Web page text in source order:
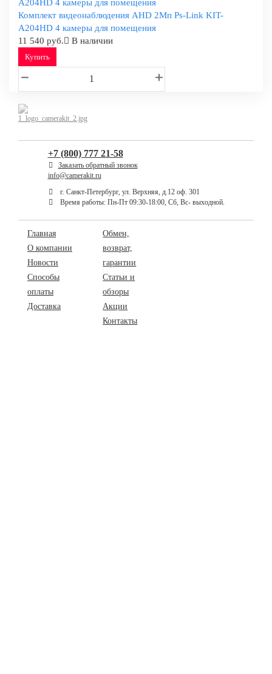
Комплект видеонаблюдения AHD 2Мп Ps-Link KIT-
A204HD 4 камеры для помещения
11 540 руб.
В наличии
Купить
+7 (800) 777 21-58
Заказать обратный звонок
info@camerakit.ru
г. Санкт-Петербург, ул. Верхняя, д.12 оф. 301
Время работы: Пн-Пт 09:30-18:00, Сб, Вс- выходной.
Главная
О компании
Новости
Способы
оплаты
Доставка
Обмен,
возврат,
гарантии
Статьи и
обзоры
Акции
Контакты